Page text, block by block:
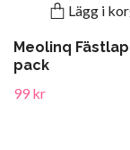
Lägg i
Meolinq
pack
99 kr